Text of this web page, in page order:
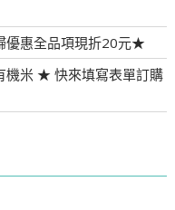
優惠全品項現折20元★
機米 ★ 快來填寫表單訂購